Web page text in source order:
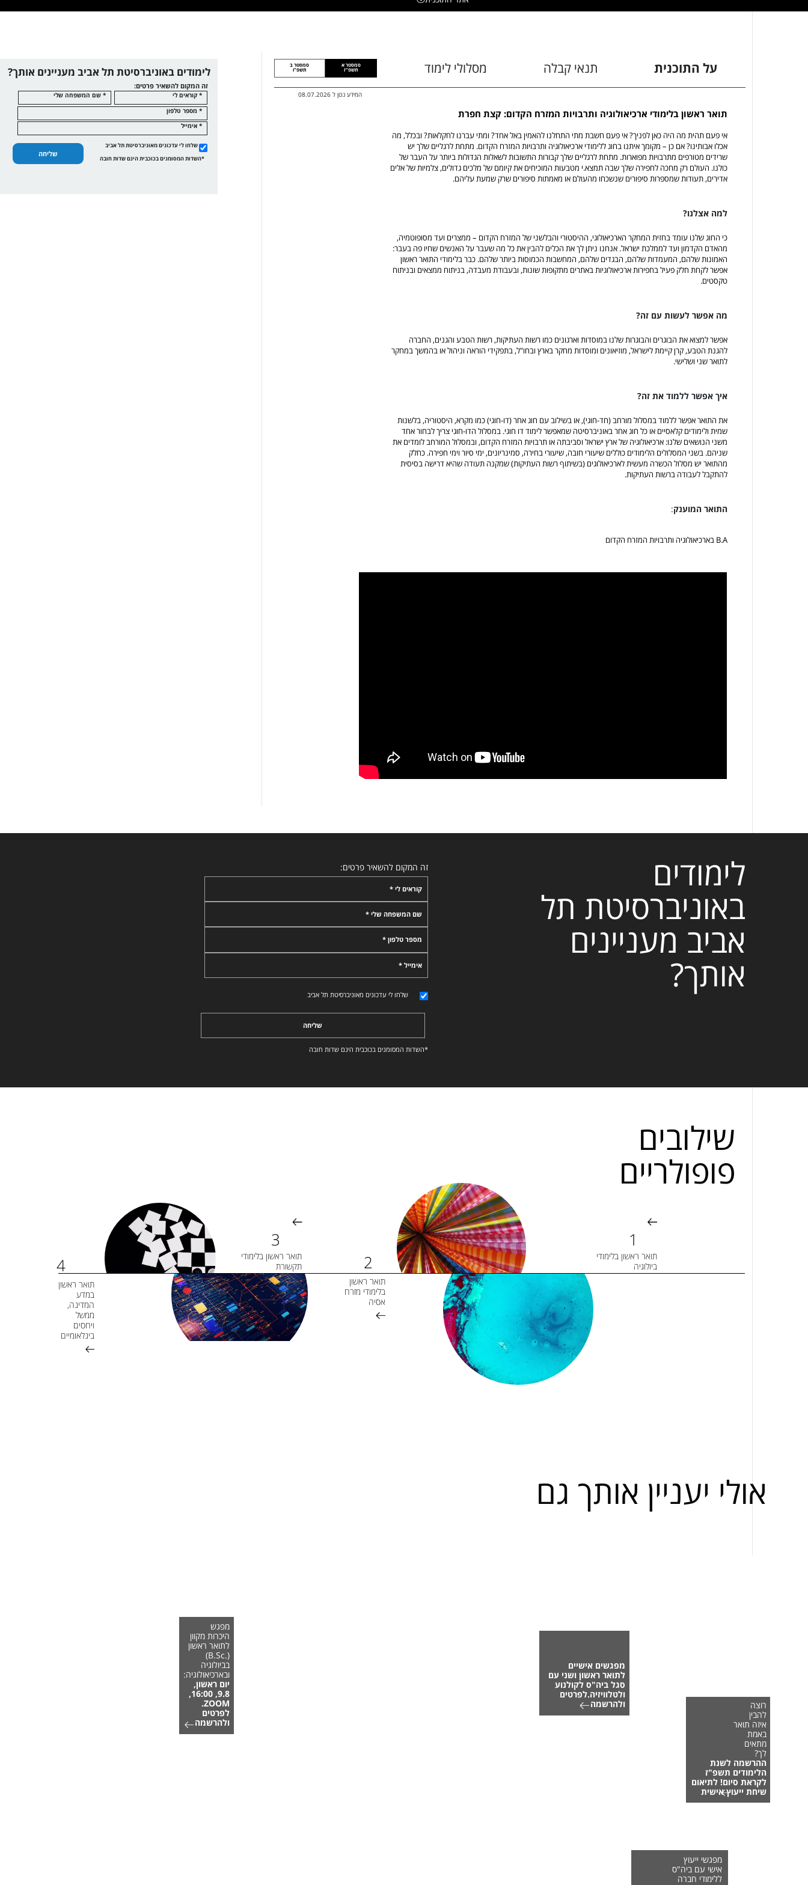
סמסטר א
תשפ"ז
סמסטר ב
תשפ"ו
המידע נכון ל 08.07.2026
על התוכנית תנאי קבלה מסלולי לימוד
תואר ראשון בלימודי ארכיאולוגיה ותרבויות המזרח הקדום: קצת חפרת
אי פעם תהית מה היה כאן לפניך? אי פעם חשבת מתי התחלנו להאמין באל אחד? ומתי עברנו לחקלאות? ובכלל, מה
אכלו אבותינו? אם כן – מקומך איתנו בחוג ללימודי ארכיאולוגיה ותרבויות המזרח הקדום. מתחת לרגליים שלך יש
שרידים מטורפים מתרבויות מפוארות. מתחת לרגליים שלך קבורות התשובות לשאלות הגדולות ביותר על העבר של
כולנו. העולם רק מחכה לחפירה שלך שבה תמצא.י מטבעות המוכיחים את קיומם של מלכים גדולים, צלמיות של אלים
אדירים, תעודות שמספרות סיפורים שנשכחו מהעולם או מאמתות סיפורים שרק שמעת עליהם.
למה אצלנו?
כי החוג שלנו עומד בחזית המחקר הארכיאולוגי, ההיסטורי והבלשני של המזרח הקדום – ממצרים ועד מסופוטמיה,
מהאדם הקדמון ועד לממלכת ישראל. אנחנו ניתן לך את הכלים להבין את כל מה שעבר על האנשים שחיו פה בעבר:
האמונות שלהם, המעמדות שלהם, הבגדים שלהם, המחשבות הכמוסות ביותר שלהם. כבר בלימודי התואר ראשון
אפשר לקחת חלק פעיל בחפירות ארכיאולוגיות באתרים מתקופות שונות, ובעבודת מעבדה, בניתוח ממצאים ובניתוח
טקסטים.
מה אפשר לעשות עם זה?
אפשר למצוא את הבוגרים והבוגרות שלנו במוסדות וארגונים כמו רשות העתיקות, רשות הטבע והגנים, החברה
להגנת הטבע, קרן קיימת לישראל, מוזיאונים ומוסדות מחקר בארץ ובחו"ל, בתפקידי הוראה וניהול או בהמשך במחקר
לתואר שני ושלישי.
איך אפשר ללמוד את זה?
את התואר אפשר ללמוד במסלול מורחב (חד-חוגי), או בשילוב עם חוג אחר (דו-חוגי) כמו מקרא, היסטוריה, בלשנות
שמית ולימודים קלאסיים או כל חוג אחר באוניברסיטה שמאפשר לימוד דו חוגי. במסלול הדו-חוגי צריך לבחור אחד
משני הנושאים שלנו: ארכיאולוגיה של ארץ ישראל וסביבתה או תרבויות המזרח הקדום, ובמסלול המורחב לומדים את
שניהם. בשני המסלולים הלימודים כוללים שיעורי חובה, שיעורי בחירה, סמינריונים, ימי סיור וימי חפירה. כחלק
מהתואר יש מסלול הכשרה מעשית לארכיאולוגים (בשיתוף רשות העתיקות) שמקנה תעודה שהיא דרישה בסיסית
להתקבל לעבודה ברשות העתיקות.
התואר המוענק:
B.A בארכיאולוגיה ותרבויות המזרח הקדום
לימודים באוניברסיטת תל אביב מעניינים אותך?
זה המקום להשאיר פרטים:
* קוראים לי
* שם המשפחה שלי
* מספר טלפון
* אימייל
שלחו לי עדכונים מאוניברסיטת תל אביב
שליחה
*השדות המסומנים בכוכבית הינם שדות חובה
לימודים
באוניברסיטת תל
אביב מעניינים
אותך?
זה המקום להשאיר פרטים:
קוראים לי *
שם המשפחה שלי *
מספר טלפון *
אימייל *
שלחו לי עדכונים מאוניברסיטת תל אביב
שליחה
*השדות המסומנים בכוכבית הינם שדות חובה
שילובים
פופולריים
תואר ראשון
בלימודי מזרח
אסיה
תואר ראשון
במדע
המדינה,
ממשל
ויחסים
בינלאומיים
תואר ראשון בלימודי
ביולוגיה
תואר ראשון בלימודי
תקשורת
אולי יעניין אותך גם
רוצה
להבין
איזה תואר
באמת
מתאים
לך?
ההרשמה לשנת
הלימודים תשפ"ז
לקראת סיום! לתיאום
שיחת ייעוץ אישית
מפגש
היכרות מקוון
לתואר ראשון
(.B.Sc)
בביולוגיה
ובארכיאולוגיה:
יום ראשון,
9.8, 16:00,
ZOOM.
לפרטים
ולהרשמה
מפגשים אישיים
לתואר ראשון ושני עם
סגל ביה"ס לקולנוע
ולטלוויזיה.לפרטים
ולהרשמה
מפגשי ייעוץ
אישי עם ביה"ס
ללימודי חברה